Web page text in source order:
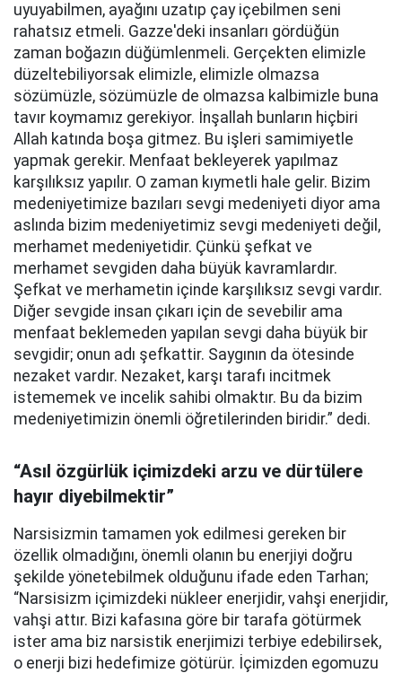
uyuyabilmen, ayağını uzatıp çay içebilmen seni
rahatsız etmeli. Gazze'deki insanları gördüğün
zaman boğazın düğümlenmeli. Gerçekten elimizle
düzeltebiliyorsak elimizle, elimizle olmazsa
sözümüzle, sözümüzle de olmazsa kalbimizle buna
tavır koymamız gerekiyor. İnşallah bunların hiçbiri
Allah katında boşa gitmez. Bu işleri samimiyetle
yapmak gerekir. Menfaat bekleyerek yapılmaz
karşılıksız yapılır. O zaman kıymetli hale gelir. Bizim
medeniyetimize bazıları sevgi medeniyeti diyor ama
aslında bizim medeniyetimiz sevgi medeniyeti değil,
merhamet medeniyetidir. Çünkü şefkat ve
merhamet sevgiden daha büyük kavramlardır.
Şefkat ve merhametin içinde karşılıksız sevgi vardır.
Diğer sevgide insan çıkarı için de sevebilir ama
menfaat beklemeden yapılan sevgi daha büyük bir
sevgidir; onun adı şefkattir. Saygının da ötesinde
nezaket vardır. Nezaket, karşı tarafı incitmek
istememek ve incelik sahibi olmaktır. Bu da bizim
medeniyetimizin önemli öğretilerinden biridir.” dedi.
“Asıl özgürlük içimizdeki arzu ve dürtülere
hayır diyebilmektir”
Narsisizmin tamamen yok edilmesi gereken bir
özellik olmadığını, önemli olanın bu enerjiyi doğru
şekilde yönetebilmek olduğunu ifade eden Tarhan;
“Narsisizm içimizdeki nükleer enerjidir, vahşi enerjidir,
vahşi attır. Bizi kafasına göre bir tarafa götürmek
ister ama biz narsistik enerjimizi terbiye edebilirsek,
o enerji bizi hedefimize götürür. İçimizden egomuzu